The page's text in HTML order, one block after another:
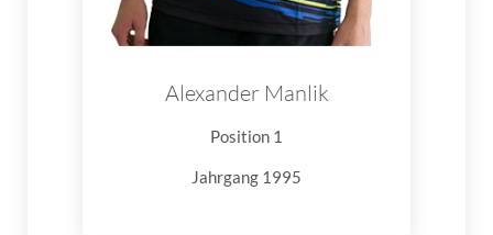
Alexander Manlik
Position 1
Jahrgang 1995